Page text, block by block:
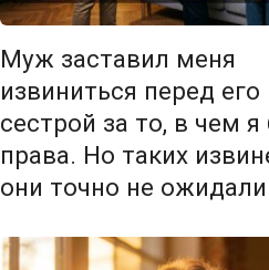
Муж заставил меня
извиниться перед его
сестрой за то, в чем
права. Но таких
они точно не ожидали